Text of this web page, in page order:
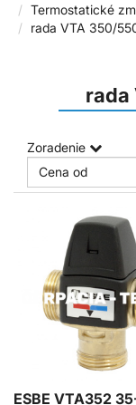
Termostatické
rada VTA 350/
rada
Zoradenie
ESBE VTA352